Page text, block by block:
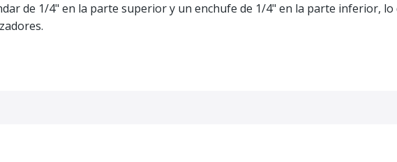
de 1/4" en la parte superior y un enchufe de 1/4" en la parte inferior,